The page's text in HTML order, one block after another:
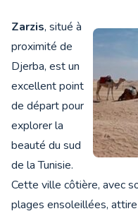
Zarzis, situé à
proximité de
Djerba, est un
excellent point
de départ pour
explorer la
beauté du sud
de la Tunisie.
Cette ville côtière, avec
plages ensoleillées,